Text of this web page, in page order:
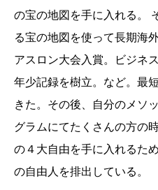
の宝の地図を手に入れる。
る宝の地図を使って長期海
アスロン大会入賞。ビジネ
年少記録を樹立。など。最
きた。その後、自分のメソ
グラムにてたくさんの方の
の４大自由を手に入れるた
の自由人を排出している。